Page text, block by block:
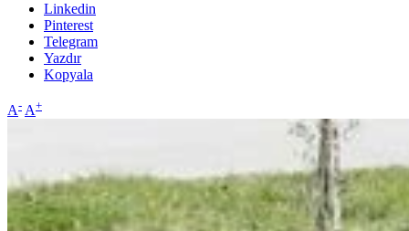
Linkedin
Pinterest
Telegram
Yazdır
Kopyala
A- A+